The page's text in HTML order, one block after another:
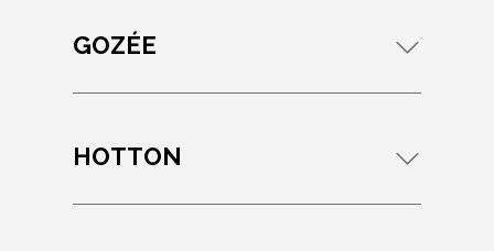
GOZÉE
HOTTON